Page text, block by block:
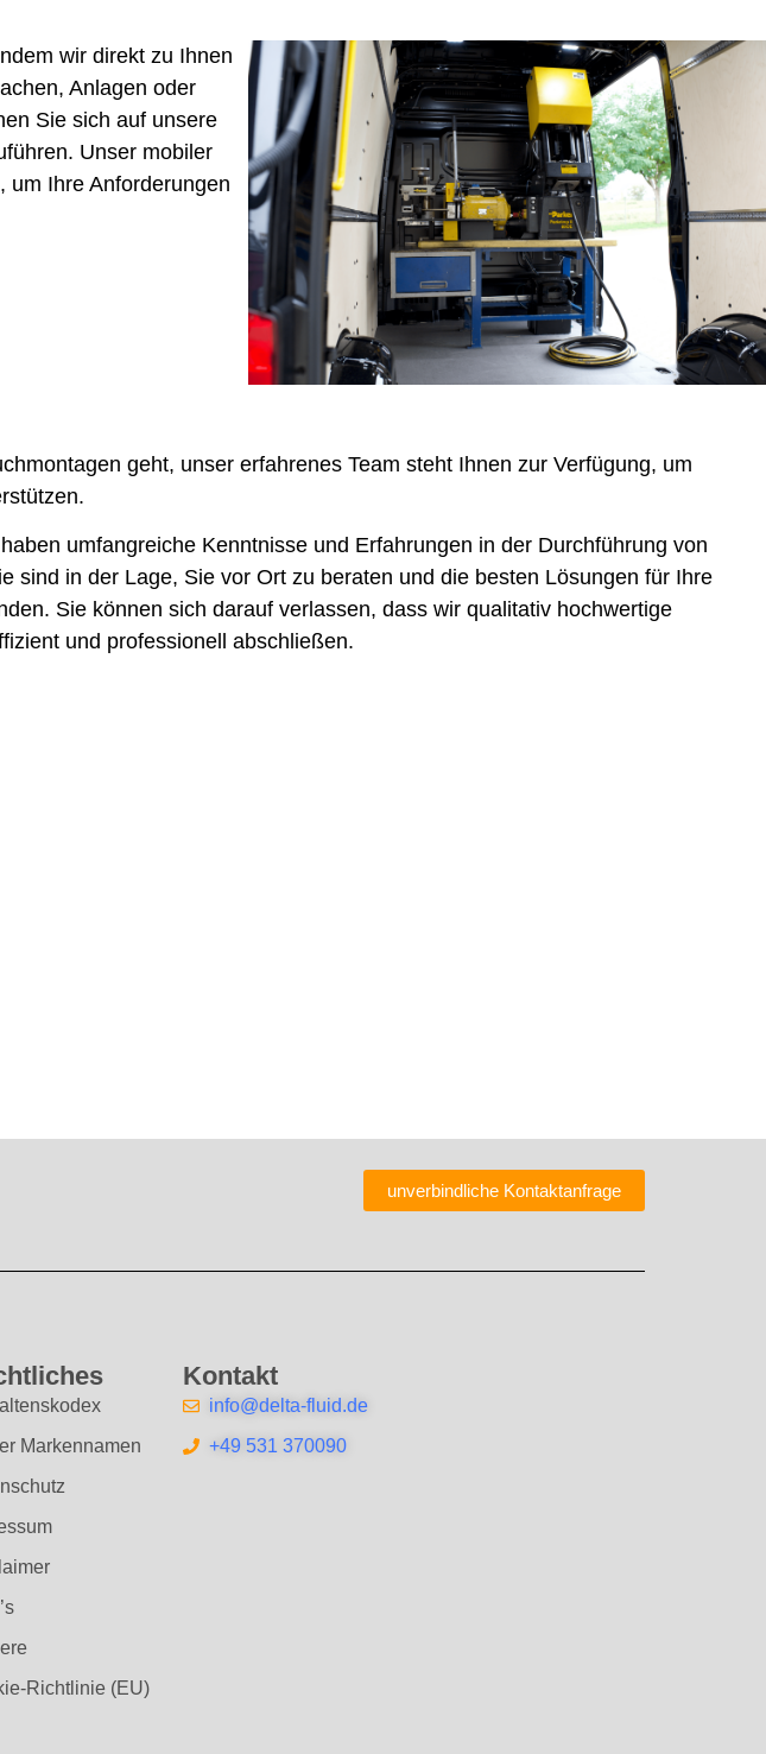
wir direkt zu Ihnen
Anlagen oder
Sie sich auf unsere
Unser mobiler
um Ihre Anforderungen
geht, unser erfahrenes Team steht Ihnen zur Verfügung, um
umfangreiche Kenntnisse und Erfahrungen in der Durchführung von
sind in der Lage, Sie vor Ort zu beraten und die besten Lösungen für Ihre
Sie können sich darauf verlassen, dass wir qualitativ hochwertige
und professionell abschließen.
unverbindliche Kontaktanfrage
Markennamen
Richtlinie (EU)
Kontakt
info@delta-fluid.de
+49 531 370090